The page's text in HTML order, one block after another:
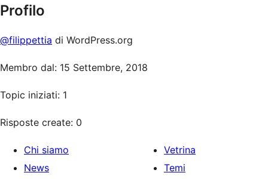
Profilo
@filippettia di WordPress.org
Membro dal: 15 Settembre, 2018
Topic iniziati: 1
Risposte create: 0
Chi siamo
News
Vetrina
Temi